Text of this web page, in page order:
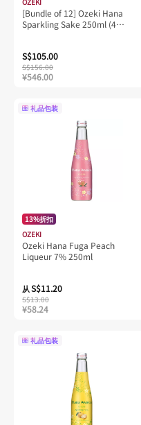
[Bundle of 12] Ozeki Hana
Sparkling Sake 250ml (4
S$105.00
S$156.00
¥546.00
礼品包装
13%折扣
OZEKI
Ozeki Hana Fuga Peach
Liqueur 7% 250ml
从S$11.20
S$13.00
¥58.24
礼品包装